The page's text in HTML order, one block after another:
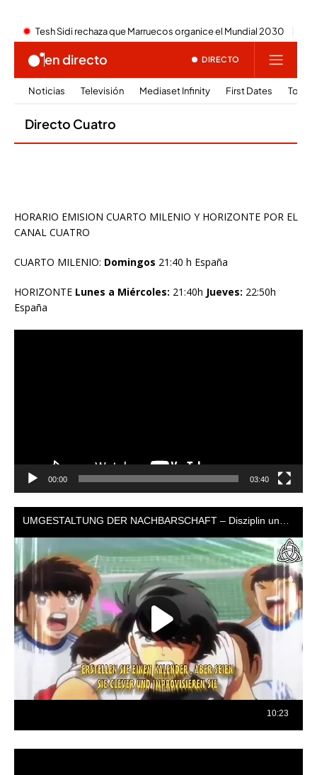
HORARIO EMISION CUARTO MILENIO Y HORIZONTE POR EL
CANAL CUATRO
CUARTO MILENIO: Domingos 21:40 h España
HORIZONTE Lunes a Miércoles: 21:40h Jueves: 22:50h
España
00:00 03:40